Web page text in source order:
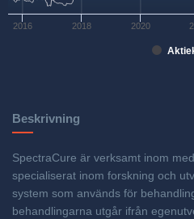
2016 2018 2020
Beskrivning
SpectraCure är verksamt inom
specialiserat inom forskning och
system som används för
behandlingarna utgår ifrån